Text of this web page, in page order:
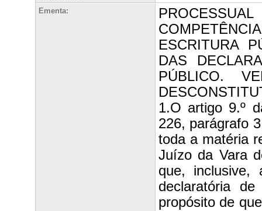
Ementa:
ESCRITURA
DAS
PÚBLICO.
1.O artigo 9.º
226, parágrafo
toda a matéria
Juízo da Vara
que, inclusive,
declaratória
propósito de